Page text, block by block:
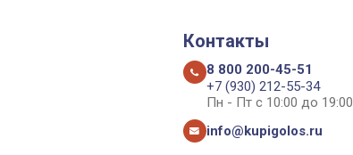
Контакты
8 800 200-45-51
+7 (930) 212-55-34
Пн - Пт с 10:00 до 19:00
info@kupigolos.ru